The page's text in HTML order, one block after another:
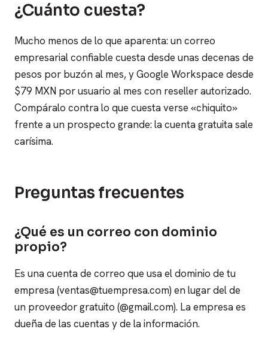
¿Cuánto cuesta?
Mucho menos de lo que aparenta: un correo
empresarial confiable cuesta desde unas decenas de
pesos por buzón al mes, y Google Workspace desde
$79 MXN por usuario al mes con reseller autorizado.
Compáralo contra lo que cuesta verse «chiquito»
frente a un prospecto grande: la cuenta gratuita sale
carísima.
Preguntas frecuentes
¿Qué es un correo con dominio
propio?
Es una cuenta de correo que usa el dominio de tu
empresa (ventas@tuempresa.com) en lugar del de
un proveedor gratuito (@gmail.com). La empresa es
dueña de las cuentas y de la información.